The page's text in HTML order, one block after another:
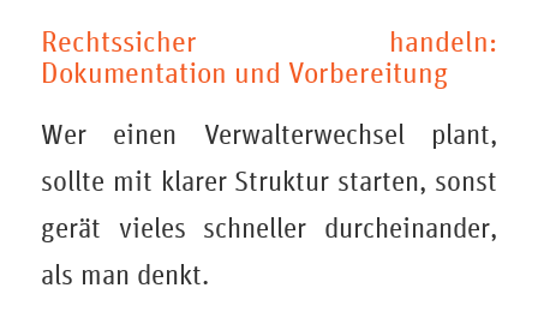
Rechtssicher handeln:
Dokumentation und Vorbereitung
Wer einen Verwalterwechsel plant,
sollte mit klarer Struktur starten, sonst
gerät vieles schneller durcheinander,
als man denkt.